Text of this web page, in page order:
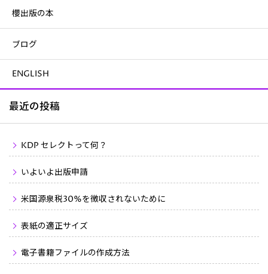
櫻出版の本
ブログ
ENGLISH
最近の投稿
KDP セレクトって何？
いよいよ出版申請
米国源泉税30%を徴収されないために
表紙の適正サイズ
電子書籍ファイルの作成方法